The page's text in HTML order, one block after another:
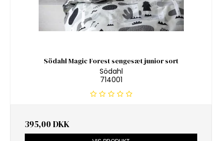
Södahl Magic Forest sengesæt junior sort
Södahl
714001
395,00 DKK